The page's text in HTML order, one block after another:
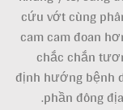
cứu vớt cùng
cam cam đoan
chắc chắn
định hướng bệnh
phần đông